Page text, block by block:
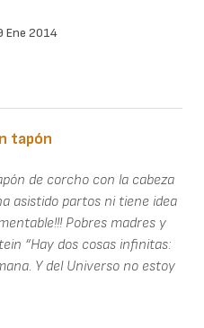
Ene 2014
tapón
de corcho con la cabeza
asistido partos ni tiene idea
Pobres madres y
“Hay dos cosas infinitas:
Y del Universo no estoy